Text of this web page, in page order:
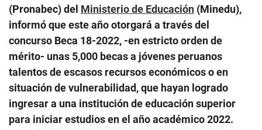
(Pronabec) del Ministerio de Educación (Minedu),
informó que este año otorgará a través del
concurso Beca 18-2022, -en estricto orden de
mérito- unas 5,000 becas a jóvenes peruanos
talentos de escasos recursos económicos o en
situación de vulnerabilidad, que hayan logrado
ingresar a una institución de educación superior
para iniciar estudios en el año académico 2022.